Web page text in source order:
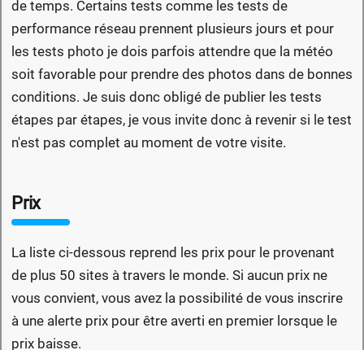
de temps. Certains tests comme les tests de
performance réseau prennent plusieurs jours et pour
les tests photo je dois parfois attendre que la météo
soit favorable pour prendre des photos dans de bonnes
conditions. Je suis donc obligé de publier les tests
étapes par étapes, je vous invite donc à revenir si le test
n'est pas complet au moment de votre visite.
Prix
La liste ci-dessous reprend les prix pour le provenant
de plus 50 sites à travers le monde. Si aucun prix ne
vous convient, vous avez la possibilité de vous inscrire
à une alerte prix pour être averti en premier lorsque le
prix baisse.